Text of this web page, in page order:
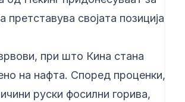
својата позиција
при што Кина стана
на нафта. Според проценки,
руски фосилни горива,